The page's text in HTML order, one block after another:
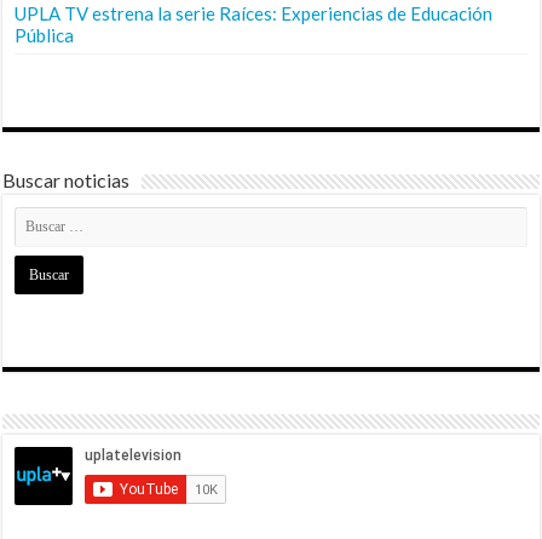
UPLA TV estrena la serie Raíces: Experiencias de Educación
Pública
Buscar noticias